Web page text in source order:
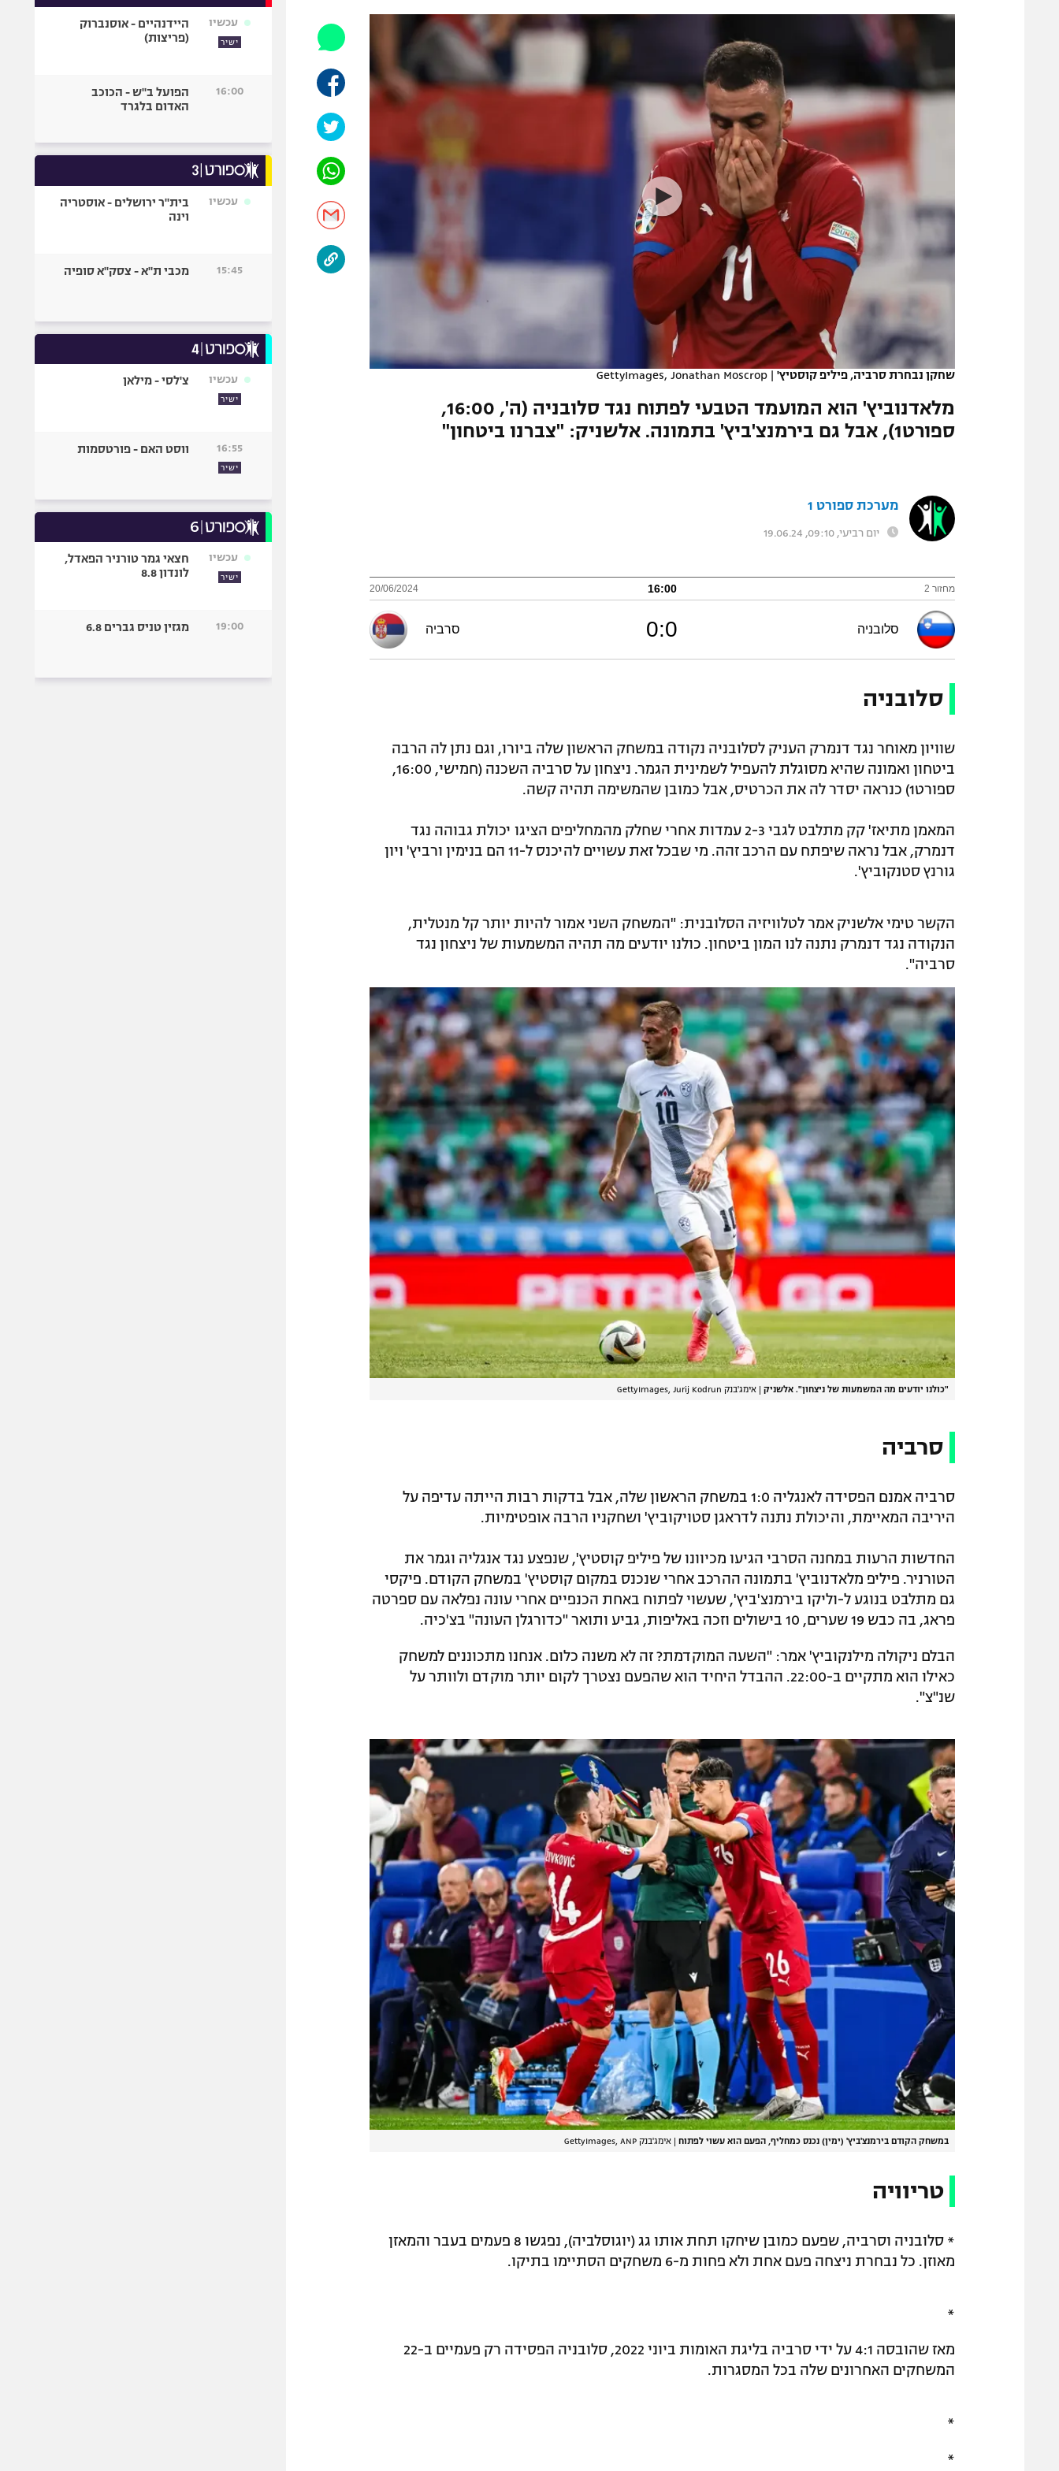
תקנון משתתפים וזוכים בפרסים
תקנון עבור פעילות אלקטרה
תקנון עבור פעילות ספורט 1 – "מרלן"
טניס
תנאי שימוש
מדיניות פרטיות
רשיון להקרנה פומבית לבית עסק
הצטרפות לחבילת הערוצים
לוח דרושים – ג'ובנט
הפועל תל אביב
הפועל חיפה
הפועל באר שבע
מכבי נתניה
בני יהודה
ליגה סינית
ליגה ברזילאית
ספורט מוטורי
פוטבול אמריקאי NFL
בייסבול MLB
אומנויות לחימה
גיימינג E-Sports
שחקן נבחרת סרביה, פיליפ קוסטיץ' |
GettyImages, Jonathan Moscrop
מלאדנוביץ' הוא המועמד הטבעי לפתוח נגד סלובניה (ה', 16:00,
ספורט1), אבל גם בירמנצ'ביץ' בתמונה. אלשניק: "צברנו ביטחון"
מערכת ספורט 1
יום רביעי, 09:10, 19.06.24
מחזור 2 16:00
20/06/2024
סלובניה 0
:
0 סרביה
סלובניה
שוויון מאוחר נגד דנמרק העניק לסלובניה נקודה במשחק הראשון שלה ביורו, וגם נתן לה הרבה
ביטחון ואמונה שהיא מסוגלת להעפיל לשמינית הגמר. ניצחון על סרביה השכנה (חמישי, 16:00,
ספורט1) כנראה יסדר לה את הכרטיס, אבל כמובן שהמשימה תהיה קשה.
המאמן מתיאז' קק מתלבט לגבי 2-3 עמדות אחרי שחלק מהמחליפים הציגו יכולת גבוהה נגד
דנמרק, אבל נראה שיפתח עם הרכב זהה. מי שבכל זאת עשויים להיכנס ל-11 הם בנימין ורביץ' ויון
גורנץ סטנקוביץ'.
הקשר טימי אלשניק אמר לטלוויזיה הסלובנית: "המשחק השני אמור להיות יותר קל מנטלית,
הנקודה נגד דנמרק נתנה לנו המון ביטחון. כולנו יודעים מה תהיה המשמעות של ניצחון נגד
סרביה".
"כולנו יודעים מה המשמעות של ניצחון". אלשניק | אימג'בנק GettyImages, Jurij Kodrun
סרביה
סרביה אמנם הפסידה לאנגליה 1:0 במשחק הראשון שלה, אבל בדקות רבות הייתה עדיפה על
היריבה המאיימת, והיכולת נתנה לדראגן סטויקוביץ' ושחקניו הרבה אופטימיות.
החדשות הרעות במחנה הסרבי הגיעו מכיוונו של פיליפ קוסטיץ', שנפצע נגד אנגליה וגמר את
הטורניר. פיליפ מלאדנוביץ' בתמונה ההרכב אחרי שנכנס במקום קוסטיץ' במשחק הקודם. פיקסי
גם מתלבט בנוגע ל-וליקו בירמנצ'ביץ', שעשוי לפתוח באחת הכנפיים אחרי עונה נפלאה עם ספרטה
פראג, בה כבש 19 שערים, 10 בישולים וזכה באליפות, גביע ותואר "כדורגלן העונה" בצ'כיה.
הבלם ניקולה מילנקוביץ' אמר: "השעה המוקדמת? זה לא משנה כלום. אנחנו מתכוננים למשחק
כאילו הוא מתקיים ב-22:00. ההבדל היחיד הוא שהפעם נצטרך לקום יותר מוקדם ולוותר על
שנ"צ".
במשחק הקודם בירמנצ'ביץ' (ימין) נכנס כמחליף, הפעם הוא עשוי לפתוח | אימג'בנק GettyImages, ANP
טריוויה
* סלובניה וסרביה, שפעם כמובן שיחקו תחת אותו גג (יוגוסלביה), נפגשו 8 פעמים בעבר והמאזן
מאוזן. כל נבחרת ניצחה פעם אחת ולא פחות מ-6 משחקים הסתיימו בתיקו.
*
מאז שהובסה 4:1 על ידי סרביה בליגת האומות ביוני 2022, סלובניה הפסידה רק פעמיים ב-22
המשחקים האחרונים שלה בכל המסגרות.
*
*
עכשיו
ישיר
היידנהיים - אוסנברוק
(פריצות)
16:00
הפועל ב"ש - הכוכב
האדום בלגרד
עכשיו
בית"ר ירושלים - אוסטריה
וינה
15:45 מכבי ת"א - צסק"א סופיה
עכשיו
ישיר
צ'לסי - מילאן
16:55
ישיר
ווסט האם - פורטסמות
עכשיו
ישיר
חצאי גמר טורניר הפאדל,
לונדון 8.8
19:00 מגזין טניס גברים 6.8